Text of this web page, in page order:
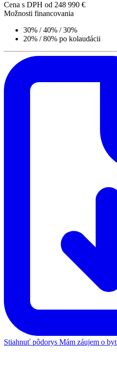
Cena s DPH od 248 990 €
Možnosti financovania
30% / 40% / 30%
20% / 80% po kolaudácii
Stiahnuť pôdorys Mám záujem o byt